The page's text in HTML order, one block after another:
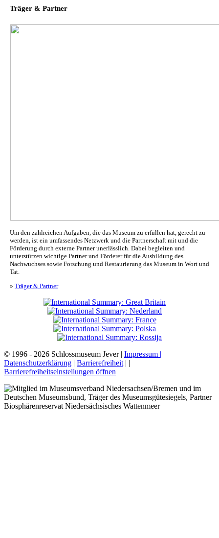
Träger & Partner
Um den zahlreichen Aufgaben, die das Museum zu erfüllen hat, gerecht zu
werden, ist ein umfassendes Netzwerk und die Partnerschaft mit und die
Förderung durch externe Partner unerlässlich. Dabei begleiten und
unterstützen wichtige Partner und Förderer für die Ausbildung des
Nachwuchses sowie Forschung und Restaurierung das Museum in Wort und
Tat.
» Träger & Partner
© 1996 - 2026 Schlossmuseum Jever | Impressum |
Datenschutzerklärung | Barrierefreiheit | |
Barrierefreiheitseinstellungen öffnen